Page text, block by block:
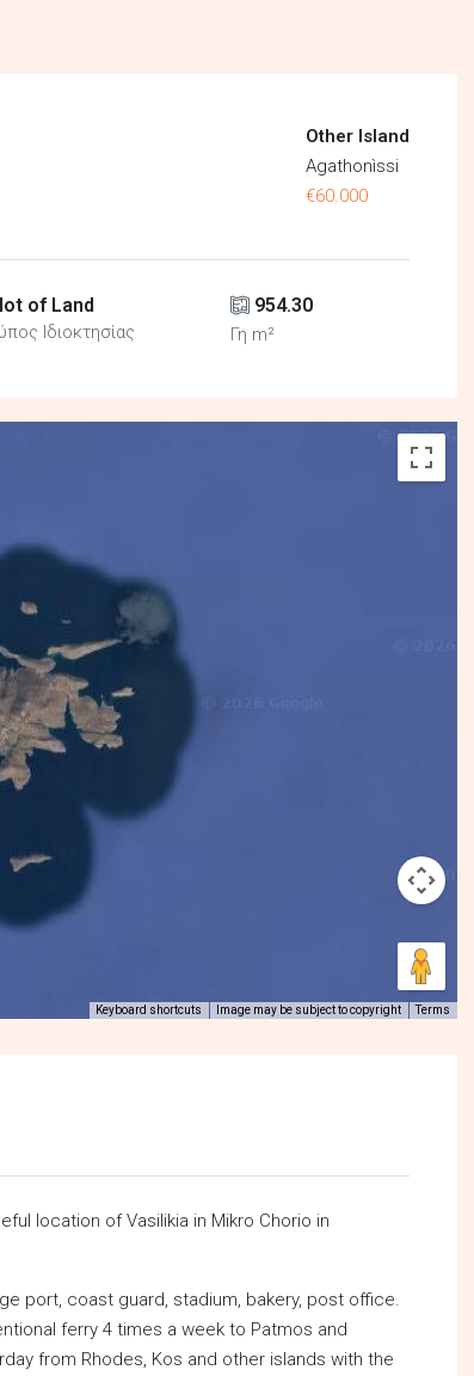
Other Island
Agathonìssi
€60.000
of Land
Ιδιοκτησίας
954.30
Γη m²
Keyboard shortcuts Image may be subject to copyright Terms
location of Vasilikia in Mikro Chorio in
port, coast guard, stadium, bakery, post office.
ferry 4 times a week to Patmos and
from Rhodes, Kos and other islands with the